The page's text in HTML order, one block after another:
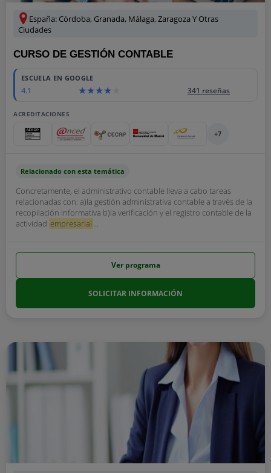
España: Córdoba, Granada, Málaga, Zaragoza Y Otras
Ciudades
CURSO DE GESTIÓN CONTABLE
ESCUELA EN GOOGLE
4.1 341 reseñas
ACREDITACIONES
+7
Relacionado con esta temática
Concretamente, el administrativo contable lleva a cabo tareas
relacionadas con: a)la gestión administrativa contable a través de la
recopilación informativa b)la verificación y el registro contable de la
actividad empresarial ...
Ver programa
SOLICITAR INFORMACIÓN